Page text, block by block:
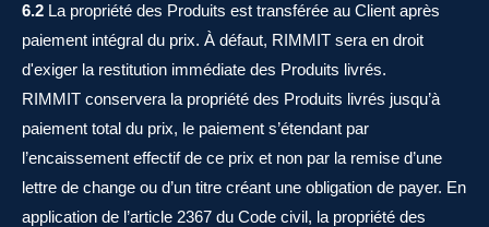
6.2 La propriété des Produits est transférée au Client après
paiement intégral du prix. À défaut, RIMMIT sera en droit
d'exiger la restitution immédiate des Produits livrés.
RIMMIT conservera la propriété des Produits livrés jusqu’à
paiement total du prix, le paiement s’étendant par
l’encaissement effectif de ce prix et non par la remise d’une
lettre de change ou d’un titre créant une obligation de payer. En
application de l’article 2367 du Code civil, la propriété des